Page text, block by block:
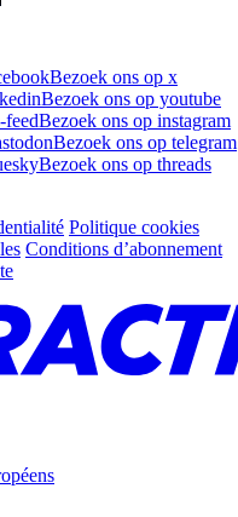
Bezoek ons op x
Bezoek ons op youtube
feedBezoek ons op instagram
Bezoek ons op telegram
Bezoek ons op threads
Politique cookies
Conditions d’abonnement